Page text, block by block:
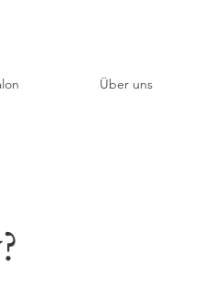
Über uns